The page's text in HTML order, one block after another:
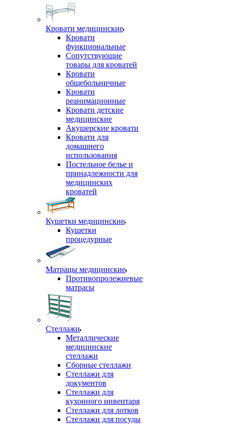
Кровати медицинские
Кровати
функциональные
Сопутствующие
товары для кроватей
Кровати
общебольничные
Кровати
реанимационные
Кровати детские
медицинские
Акушерские кровати
Кровати для
домашнего
использования
Постельное белье и
принадлежности для
медицинских
кроватей
Кушетки медицинские
Кушетки
процедурные
Матрацы медицинские
Противопролежневые
матрасы
Стеллажи
Металлические
медицинские
стеллажи
Сборные стеллажи
Стеллажи для
документов
Стеллажи для
кухонного инвентаря
Стеллажи для лотков
Стеллажи для посуды